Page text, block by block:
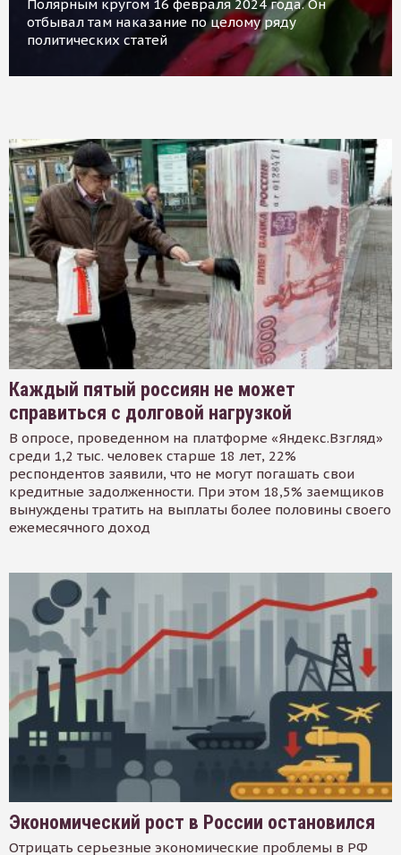
Полярным кругом 16 февраля 2024 года. Он
отбывал там наказание по целому ряду
политических статей
Каждый пятый россиян не может
справиться с долговой нагрузкой
В опросе, проведенном на платформе «Яндекс.Взгляд»
среди 1,2 тыс. человек старше 18 лет, 22%
респондентов заявили, что не могут погашать свои
кредитные задолженности. При этом 18,5% заемщиков
вынуждены тратить на выплаты более половины своего
ежемесячного доход
Экономический рост в России остановился
Отрицать серьезные экономические проблемы в РФ